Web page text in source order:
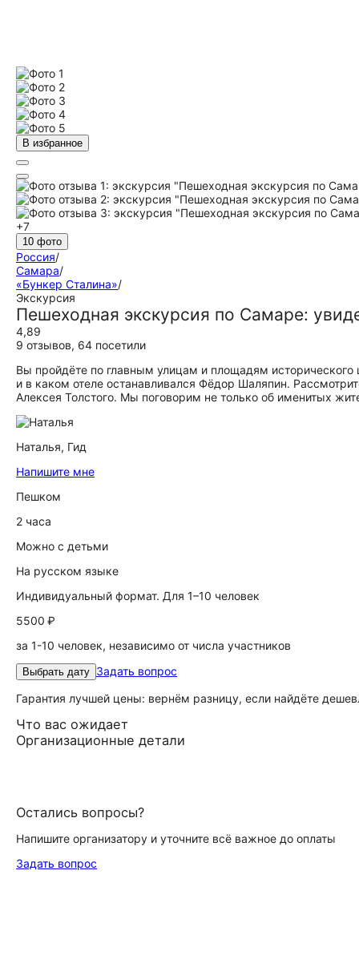
В избранное
+7
10 фото
Россия/
Самара/
«Бункер Сталина»/
Экскурсия
Пешеходная экскурсия по Самаре:
4,89
9 отзывов, 64 посетили
Вы пройдёте по главным улицам и площадям
и в каком отеле останавливался Фёдор Шаляпин.
Алексея Толстого. Мы поговорим не только об именитых
Наталья, Гид
Напишите мне
Пешком
2 часа
Можно с детьми
На русском языке
Индивидуальный формат. Для 1–10 человек
5500 ₽
за 1-10 человек, независимо от числа участников
Выбрать дату Задать вопрос
Гарантия лучшей цены: вернём разницу, если найдёте
Что вас ожидает
Организационные детали
Остались вопросы?
Напишите организатору и уточните всё важное до оплаты
Задать вопрос